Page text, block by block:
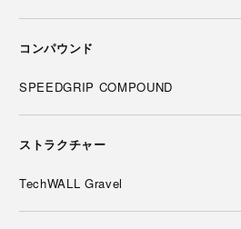
コンパウンド
SPEEDGRIP COMPOUND
ストラクチャー
TechWALL Gravel